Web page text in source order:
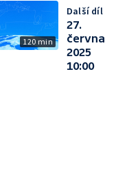
120 min
Další díl
27.
června
2025
10:00